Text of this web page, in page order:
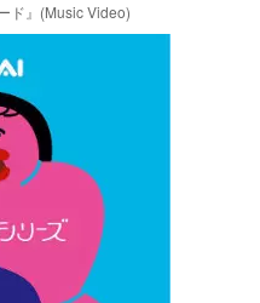
ド』(Music Video)